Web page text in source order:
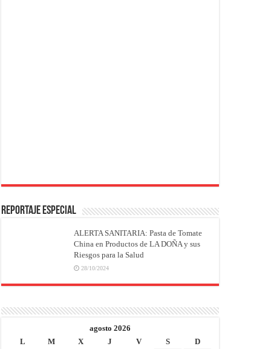
REPORTAJE ESPECIAL
ALERTA SANITARIA: Pasta de Tomate
China en Productos de LA DOÑA y sus
Riesgos para la Salud
28/10/2024
agosto 2026
L
M X J V S D